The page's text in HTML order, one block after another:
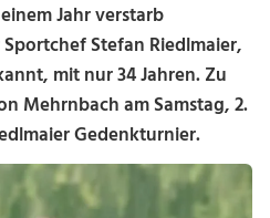
Jahr verstarb
Stefan Riedlmaier,
mit nur 34 Jahren. Zu
Mehrnbach am Samstag, 2.
Gedenkturnier.